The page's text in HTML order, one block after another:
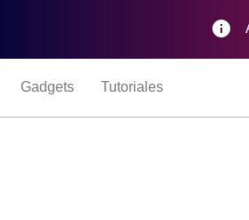
info
Gadgets Tutoriales